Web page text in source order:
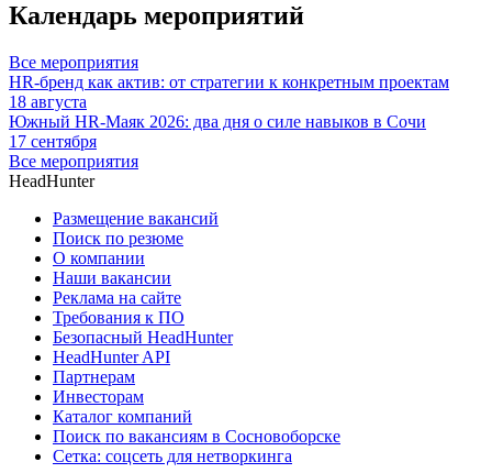
Календарь мероприятий
Все мероприятия
HR-бренд как актив: от стратегии к конкретным проектам
18 августа
Южный HR-Маяк 2026: два дня о силе навыков в Сочи
17 сентября
Все мероприятия
HeadHunter
Размещение вакансий
Поиск по резюме
О компании
Наши вакансии
Реклама на сайте
Требования к ПО
Безопасный HeadHunter
HeadHunter API
Партнерам
Инвесторам
Каталог компаний
Поиск по вакансиям в Сосновоборске
Сетка: соцсеть для нетворкинга